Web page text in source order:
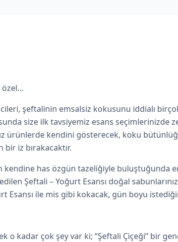
özel…
şeftalinin emsalsiz kokusunu iddialı
size ilk tavsiyemiz esans seçimlerinizde
ürünlerde kendini gösterecek, koku
iz bırakacaktır.
has özgün tazeliğiyle buluştuğunda
Şeftali – Yoğurt Esansı doğal
Esansı ile mis gibi kokacak, gün boyu
o kadar çok şey var ki; “Şeftali Çiçeği” bir